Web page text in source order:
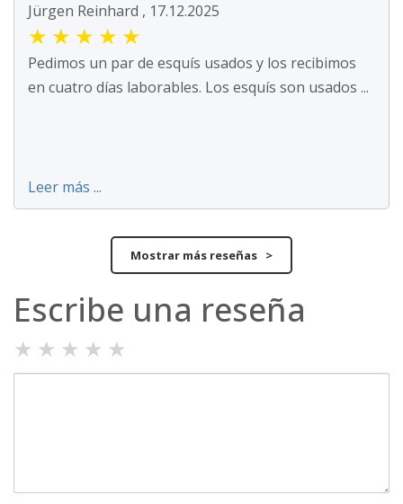
Jürgen Reinhard , 17.12.2025
★ ★ ★ ★ ★
Pedimos un par de esquís usados y los recibimos
en cuatro días laborables. Los esquís son usados ...
Leer más ...
Mostrar más reseñas >
Escribe una reseña
★ ★ ★ ★ ★